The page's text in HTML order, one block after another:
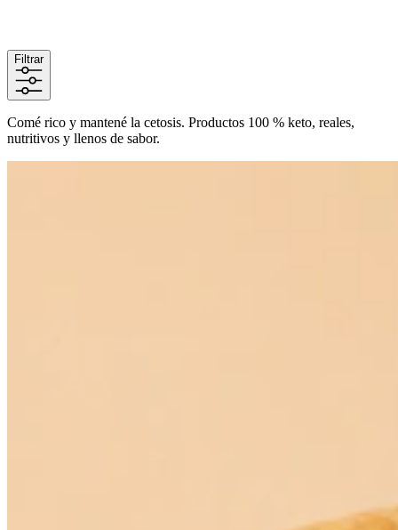
Filtrar
Comé rico y mantené la cetosis. Productos 100 % keto, reales,
nutritivos y llenos de sabor.